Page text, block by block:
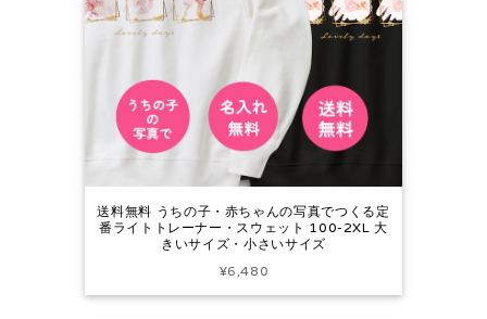
送料無料 うちの子・赤ちゃんの写真でつくる定
番ライトトレーナー・スウェット 100-2XL 大
きいサイズ・小さいサイズ
¥6,480